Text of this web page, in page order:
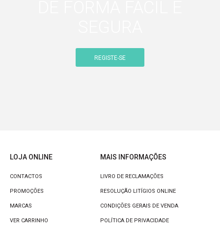
REGISTE-SE
LOJA ONLINE
CONTACTOS
PROMOÇÕES
MARCAS
VER CARRINHO
MAIS INFORMAÇÕES
LIVRO DE RECLAMAÇÕES
RESOLUÇÃO LITÍGIOS ONLINE
CONDIÇÕES GERAIS DE VENDA
POLÍTICA DE PRIVACIDADE